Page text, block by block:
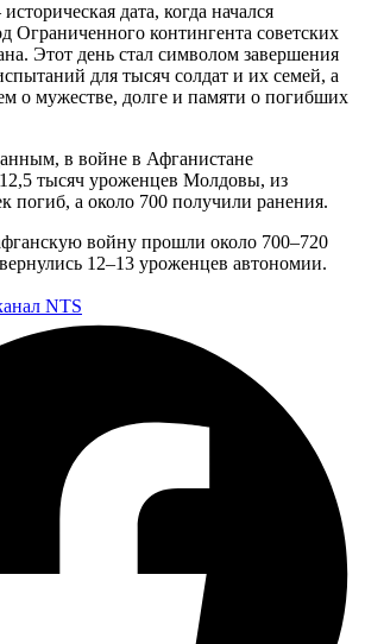
дата, когда начался
Ограниченного контингента советских
Этот день стал символом завершения
для тысяч солдат и их семей, а
о мужестве, долге и памяти о погибших
в войне в Афганистане
тысяч уроженцев Молдовы, из
погиб, а около 700 получили ранения.
войну прошли около 700–720
12–13 уроженцев автономии.
NTS